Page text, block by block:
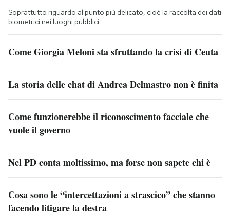
Soprattutto riguardo al punto più delicato, cioè la raccolta dei dati
biometrici nei luoghi pubblici
Come Giorgia Meloni sta sfruttando la crisi di Ceuta
La storia delle chat di Andrea Delmastro non è finita
Come funzionerebbe il riconoscimento facciale che
vuole il governo
Nel PD conta moltissimo, ma forse non sapete chi è
Cosa sono le “intercettazioni a strascico” che stanno
facendo litigare la destra